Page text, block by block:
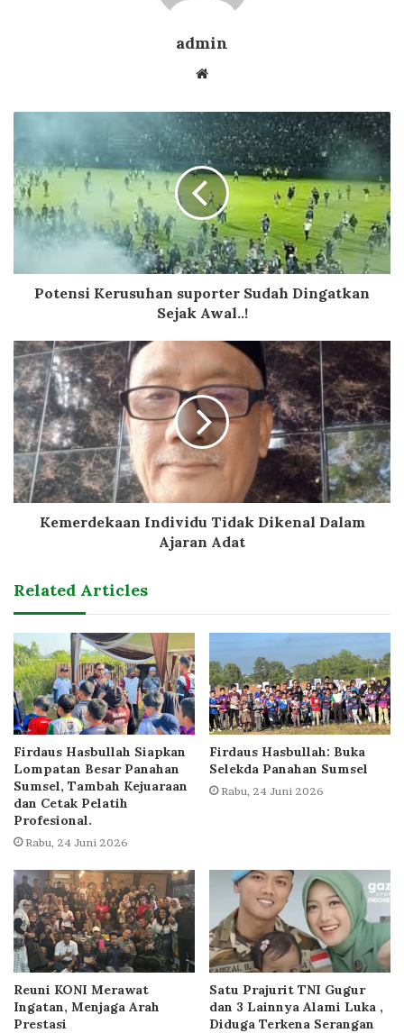
admin
Website
Potensi Kerusuhan suporter Sudah Dingatkan
Sejak Awal..!
Kemerdekaan Individu Tidak Dikenal Dalam
Ajaran Adat
Related Articles
Firdaus Hasbullah Siapkan
Lompatan Besar Panahan
Sumsel, Tambah Kejuaraan
dan Cetak Pelatih
Profesional.
Rabu, 24 Juni 2026
Firdaus Hasbullah: Buka
Selekda Panahan Sumsel
Rabu, 24 Juni 2026
Reuni KONI Merawat
Ingatan, Menjaga Arah
Prestasi
Satu Prajurit TNI Gugur
dan 3 Lainnya Alami Luka ,
Diduga Terkena Serangan